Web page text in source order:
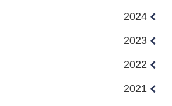
2024
2023
2022
2021